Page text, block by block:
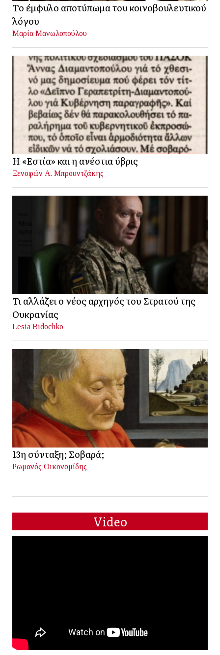
Το έμφυλο αποτύπωμα του κοινοβουλευτικού
λόγου
Μαρία Μανωλοπούλου
Η «Εστία» και η ανέστια ύβρις
Ξενοφών Α. Μπρουντζάκης
Τι αλλάζει ο νέος αρχηγός του Στρατού της
Ουκρανίας
Lesia Bidochko
13η σύνταξη; Σοβαρά;
Ρωμανός Οικονομίδης
Video